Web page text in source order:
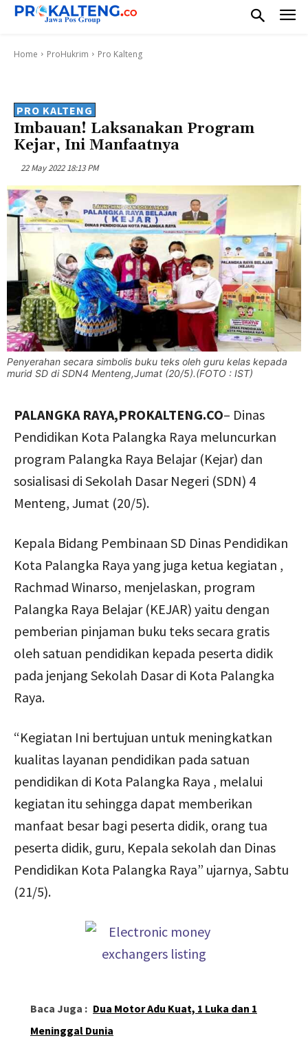
Home ProHukrim Pro Kalteng
PRO KALTENG
Imbauan! Laksanakan Program
Kejar, Ini Manfaatnya
22 May 2022 18:13 PM
Penyerahan secara simbolis buku teks oleh guru kelas kepada
murid SD di SDN4 Menteng,Jumat (20/5).(FOTO : IST)
PALANGKA RAYA,PROKALTENG.CO– Dinas
Pendidikan Kota Palangka Raya meluncurkan
program Palangka Raya Belajar (Kejar) dan
sosialisasi di Sekolah Dasar Negeri (SDN) 4
Menteng, Jumat (20/5).
Kepala Bidang Pembinaan SD Dinas Pendidikan
Kota Palangka Raya yang juga ketua kegiatan ,
Rachmad Winarso, menjelaskan, program
Palangka Raya Belajar (KEJAR) yaitu dengan
pemberian pinjaman buku teks secara gratis
oleh satuan pendidikan kepada peserta didik
pada jenjang Sekolah Dasar di Kota Palangka
Raya.
“Kegiatan Ini bertujuan untuk meningkatkan
kualitas layanan pendidikan pada satuan
pendidikan di Kota Palangka Raya , melalui
kegiatan itu sehingga dapat memberikan
manfaat besar bagi peserta didik, orang tua
peserta didik, guru, Kepala sekolah dan Dinas
Pendidikan Kota Palangka Raya” ujarnya, Sabtu
(21/5).
Baca Juga : Dua Motor Adu Kuat, 1 Luka dan 1
Meninggal Dunia